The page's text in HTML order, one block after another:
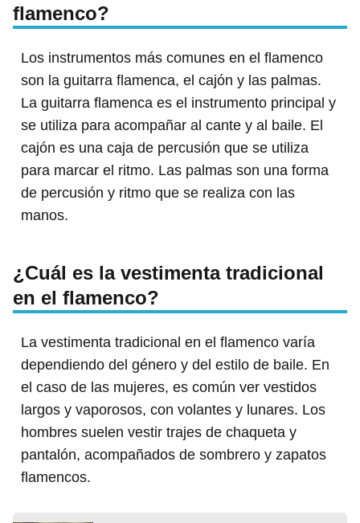
flamenco?
Los instrumentos más comunes en el flamenco
son la guitarra flamenca, el cajón y las palmas.
La guitarra flamenca es el instrumento principal y
se utiliza para acompañar al cante y al baile. El
cajón es una caja de percusión que se utiliza
para marcar el ritmo. Las palmas son una forma
de percusión y ritmo que se realiza con las
manos.
¿Cuál es la vestimenta tradicional
en el flamenco?
La vestimenta tradicional en el flamenco varía
dependiendo del género y del estilo de baile. En
el caso de las mujeres, es común ver vestidos
largos y vaporosos, con volantes y lunares. Los
hombres suelen vestir trajes de chaqueta y
pantalón, acompañados de sombrero y zapatos
flamencos.